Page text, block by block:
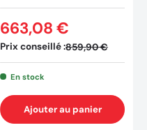
Prix conseillé :859,90 €
663,08 €
En stock
Ajouter au panier